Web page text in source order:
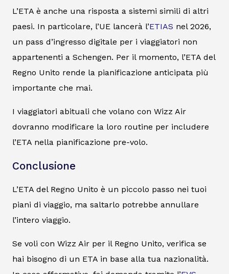
L’ETA è anche una risposta a sistemi simili di altri
paesi. In particolare, l’UE lancerà l’ETIAS nel 2026,
un pass d’ingresso digitale per i viaggiatori non
appartenenti a Schengen. Per il momento, l’ETA del
Regno Unito rende la pianificazione anticipata più
importante che mai.
I viaggiatori abituali che volano con Wizz Air
dovranno modificare la loro routine per includere
l’ETA nella pianificazione pre-volo.
Conclusione
L’ETA del Regno Unito è un piccolo passo nei tuoi
piani di viaggio, ma saltarlo potrebbe annullare
l’intero viaggio.
Se voli con Wizz Air per il Regno Unito, verifica se
hai bisogno di un ETA in base alla tua nazionalità.